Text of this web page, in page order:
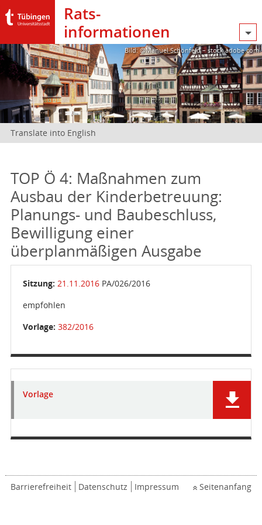
Rats­
informationen
Bild: @Manuel Schönfeld – stock.adobe.com
Translate into English
TOP Ö 4: Maßnahmen zum
Ausbau der Kinderbetreuung:
Planungs- und Baubeschluss,
Bewilligung einer
überplanmäßigen Ausgabe
Sitzung: 21.11.2016PA/026/2016
empfohlen
Vorlage: 382/2016
Vorlage
Barrierefreiheit Datenschutz Impressum Seitenanfang